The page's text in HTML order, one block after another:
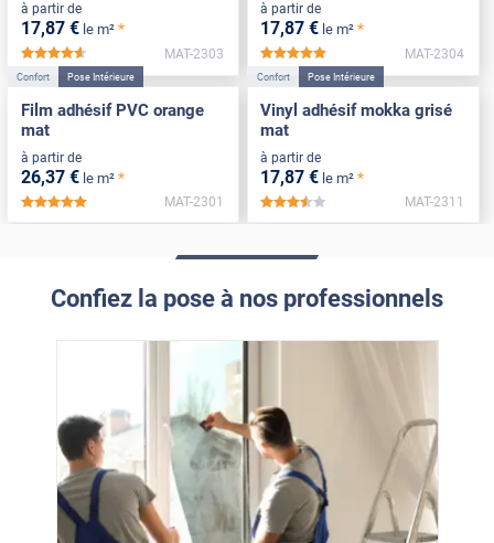
à partir de
17,87 € le m² *
*****
MAT-2303
à partir de
17,87 € le m² *
MAT-2304
Confort Pose Intérieure
Film adhésif PVC orange
mat
à partir de
26,37 € le m² *
*****
MAT-2301
Confort Pose Intérieure
Vinyl adhésif mokka grisé
mat
à partir de
17,87 € le m² *
*****
MAT-2311
Confiez la pose à nos professionnels